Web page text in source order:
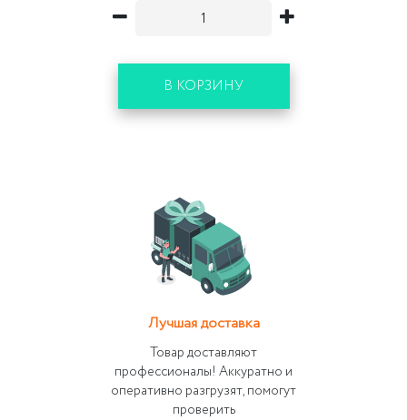
В КОРЗИНУ
Лучшая доставка
Товар доставляют
профессионалы! Аккуратно и
оперативно разгрузят, помогут
проверить